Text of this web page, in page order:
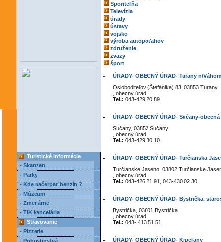
Turistické informácie
- Skanzen
- Parky
- Kde načerpať benzín ?
- Múzeum
- Zmenárne
- TIK kancelária
Stravovanie
- Pizzerie
- Pohostinstvá
Sporiteľňa
Televízia
úrady
ústavy
vojsko
výroba autopoťahov
združenie
zväzy
šport
ÚRADY- OBECNÝ ÚRAD- Turany n/
Osloboditeľov (Štefánika) 83, 03853 Turany
, obecný úrad
Tel.: 043-429 20 89
ÚRADY- OBECNÝ ÚRAD- Sučany-
Sučany, 03852 Sučany
, obecný úrad
Tel.: 043-429 30 10
ÚRADY- OBECNÝ ÚRAD- Turčianska
Turčianske Jaseno, 03802 Turčianske
, obecný úrad
Tel.: 043-426 21 91, 043-430 02 30
ÚRADY- OBECNÝ ÚRAD- Bystrička,
Bystrička, 03601 Bystrička
, obecný úrad
Tel.: 043- 413 51 51
ÚRADY- OBECNÝ ÚRAD- Krpeľany